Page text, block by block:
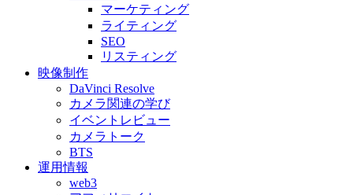
マーケティング
ライティング
SEO
リスティング
映像制作
DaVinci Resolve
カメラ関連の学び
イベントレビュー
カメラトーク
BTS
運用情報
web3